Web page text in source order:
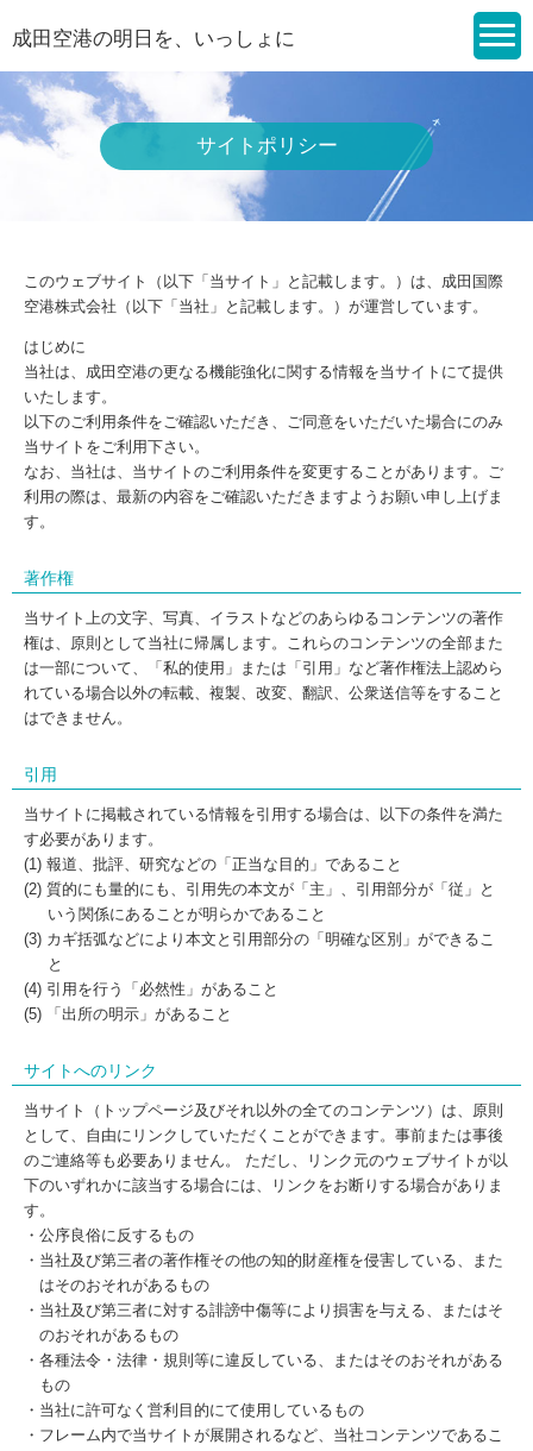
成田空港の明日を、いっしょに
サイトポリシー
このウェブサイト（以下「当サイト」と記載します。）は、成田国際
空港株式会社（以下「当社」と記載します。）が運営しています。
はじめに
当社は、成田空港の更なる機能強化に関する情報を当サイトにて提供
いたします。
以下のご利用条件をご確認いただき、ご同意をいただいた場合にのみ
当サイトをご利用下さい。
なお、当社は、当サイトのご利用条件を変更することがあります。ご
利用の際は、最新の内容をご確認いただきますようお願い申し上げま
す。
著作権
当サイト上の文字、写真、イラストなどのあらゆるコンテンツの著作
権は、原則として当社に帰属します。これらのコンテンツの全部また
は一部について、「私的使用」または「引用」など著作権法上認めら
れている場合以外の転載、複製、改変、翻訳、公衆送信等をすること
はできません。
引用
当サイトに掲載されている情報を引用する場合は、以下の条件を満た
す必要があります。
(1) 報道、批評、研究などの「正当な目的」であること
(2) 質的にも量的にも、引用先の本文が「主」、引用部分が「従」と
いう関係にあることが明らかであること
(3) カギ括弧などにより本文と引用部分の「明確な区別」ができるこ
と
(4) 引用を行う「必然性」があること
(5) 「出所の明示」があること
サイトへのリンク
当サイト（トップページ及びそれ以外の全てのコンテンツ）は、原則
として、自由にリンクしていただくことができます。事前または事後
のご連絡等も必要ありません。 ただし、リンク元のウェブサイトが以
下のいずれかに該当する場合には、リンクをお断りする場合がありま
す。
・公序良俗に反するもの
・当社及び第三者の著作権その他の知的財産権を侵害している、また
はそのおそれがあるもの
・当社及び第三者に対する誹謗中傷等により損害を与える、またはそ
のおそれがあるもの
・各種法令・法律・規則等に違反している、またはそのおそれがある
もの
・当社に許可なく営利目的にて使用しているもの
・フレーム内で当サイトが展開されるなど、当社コンテンツであるこ